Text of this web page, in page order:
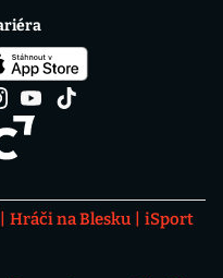
Hráči na Blesku
iSport